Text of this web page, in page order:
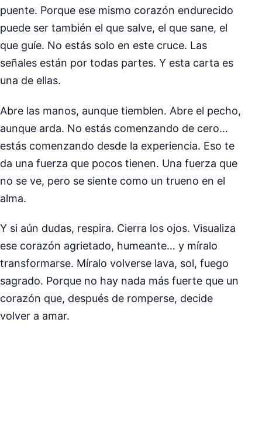
puente. Porque ese mismo corazón endurecido
puede ser también el que salve, el que sane, el
que guíe. No estás solo en este cruce. Las
señales están por todas partes. Y esta carta es
una de ellas.
Abre las manos, aunque tiemblen. Abre el pecho,
aunque arda. No estás comenzando de cero…
estás comenzando desde la experiencia. Eso te
da una fuerza que pocos tienen. Una fuerza que
no se ve, pero se siente como un trueno en el
alma.
Y si aún dudas, respira. Cierra los ojos. Visualiza
ese corazón agrietado, humeante… y míralo
transformarse. Míralo volverse lava, sol, fuego
sagrado. Porque no hay nada más fuerte que un
corazón que, después de romperse, decide
volver a amar.